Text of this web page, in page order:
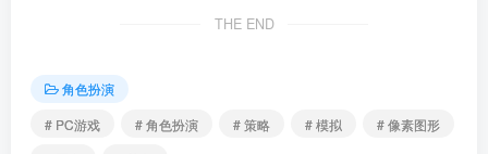
THE END
角色扮演
# PC游戏
# 角色扮演 # 策略 # 模拟
# 像素图形